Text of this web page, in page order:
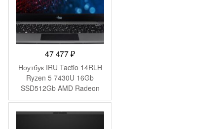
47 477₽
Ноутбук IRU Tactio 14RLH
Ryzen 5 7430U 16Gb
SSD512Gb AMD Radeon
Graphics 14″ IPS FHD
(1920×1080) FreeDOS grey